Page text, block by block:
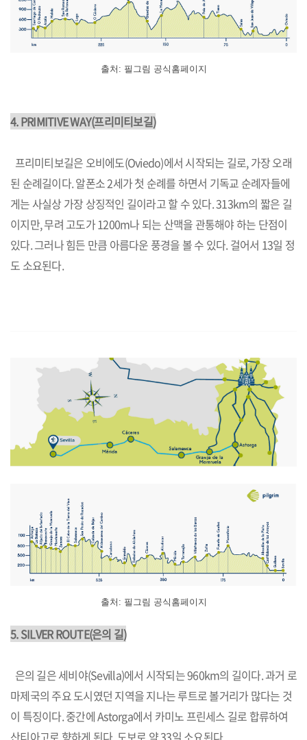
출처: 필그림 공식홈페이지
4.PRIMITIVE WAY(프리미티보길)
프리미티보길은 오비에도(Oviedo)에서 시작되는 길로, 가장 오래
된 순례길이다. 알폰소 2세가 첫 순례를 하면서 기독교 순례자들에
게는 사실상 가장 상징적인 길이라고 할 수 있다. 313km의 짧은 길
이지만, 무려 고도가 1200m나 되는 산맥을 관통해야 하는 단점이
있다. 그러나 힘든 만큼 아름다운 풍경을 볼 수 있다. 걸어서 13일 정
도 소요된다.
출처: 필그림 공식홈페이지
5.SILVER ROUTE(은의 길)
은의 길은 세비야(Sevilla)에서 시작되는 960km의 길이다. 과거 로
마제국의 주요 도시였던 지역을 지나는 루트로 볼거리가 많다는 것
이 특징이다. 중간에 Astorga에서 카미노 프린세스 길로 합류하여
산티아고로 향하게 된다. 도보로 약 33일 소요된다.